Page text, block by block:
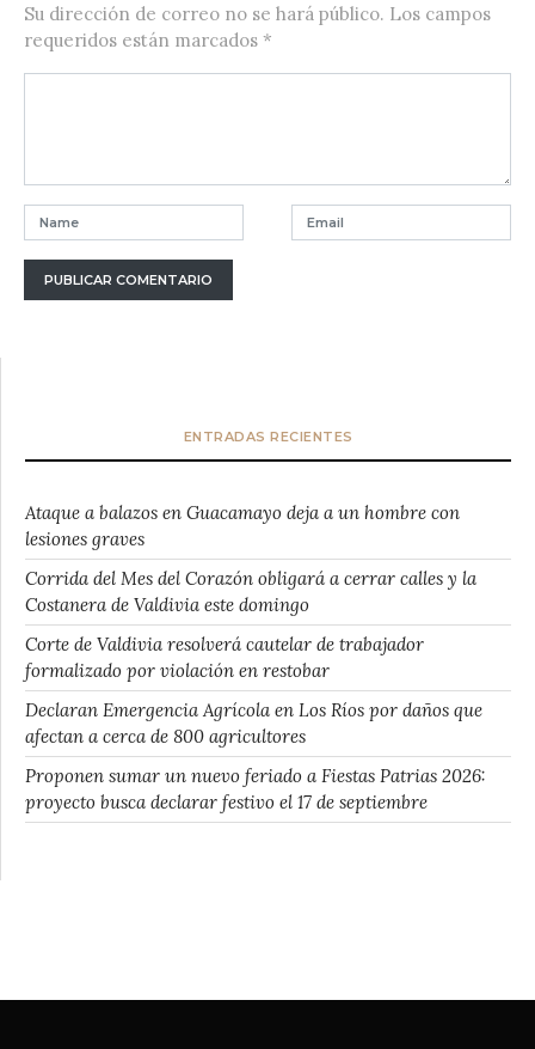
Su dirección de correo no se hará público. Los campos
requeridos están marcados *
ENTRADAS RECIENTES
Ataque a balazos en Guacamayo deja a un hombre con
lesiones graves
Corrida del Mes del Corazón obligará a cerrar calles y la
Costanera de Valdivia este domingo
Corte de Valdivia resolverá cautelar de trabajador
formalizado por violación en restobar
Declaran Emergencia Agrícola en Los Ríos por daños que
afectan a cerca de 800 agricultores
Proponen sumar un nuevo feriado a Fiestas Patrias 2026:
proyecto busca declarar festivo el 17 de septiembre